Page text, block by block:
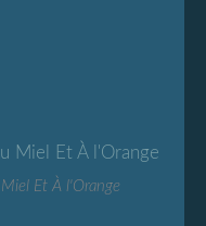
Et À l'Orange